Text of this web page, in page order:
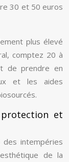
30 et 50 euros
plus élevé
comptez 20 à
de prendre en
et les aides
et
intempéries
de la